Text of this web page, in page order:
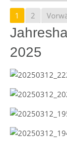
1 2
2025